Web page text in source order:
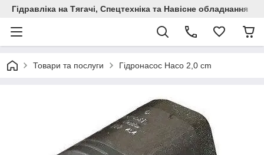
Гідравліка на Тягачі, Спецтехніка та Навісне обладнання
Товари та послуги Гідронасос Haco 2,0 cm